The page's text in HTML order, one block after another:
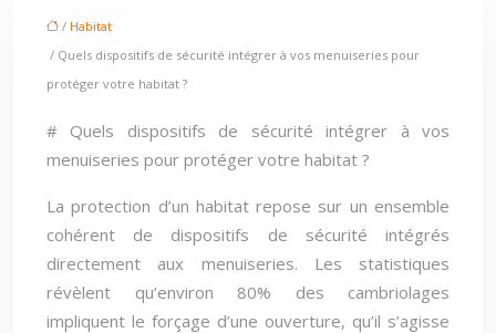
/ Habitat
/ Quels dispositifs de sécurité intégrer à vos menuiseries pour
protéger votre habitat ?
# Quels dispositifs de sécurité intégrer à vos
menuiseries pour protéger votre habitat ?
La protection d’un habitat repose sur un ensemble
cohérent de dispositifs de sécurité intégrés
directement aux menuiseries. Les statistiques
révèlent qu’environ 80% des cambriolages
impliquent le forçage d’une ouverture, qu’il s’agisse